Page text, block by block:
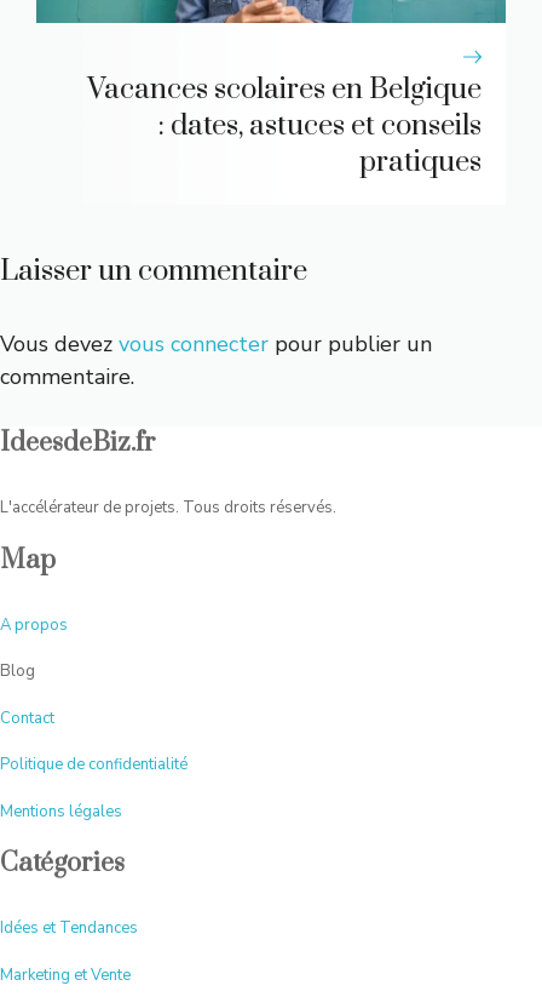
Vacances scolaires en Belgique
: dates, astuces et conseils
pratiques
Laisser un commentaire
Vous devez vous connecter pour publier un
commentaire.
IdeesdeBiz.fr
L'accélérateur de projets. Tous droits réservés.
Map
Apropos
Blog
Contact
Politique de confidentialité
Mentions légales
Catégories
Idées et Tendances
Marketing et Vente